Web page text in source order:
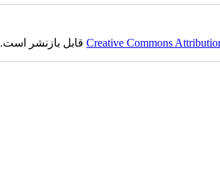
Creative Commonsقابل بازنشر است.